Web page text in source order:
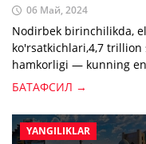
06 Май, 2024
Nodirbek birinchilikda, elektron to‘lovdan foydalanish
ko'rsatkichlari,4,7 trillion
hamkorligi —
БАТАФСИЛ →
YANGILIKLAR